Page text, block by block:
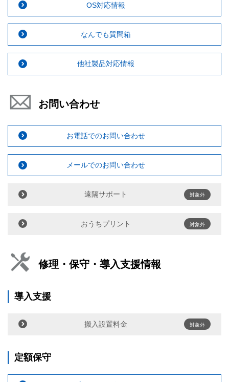
OS対応情報
なんでも質問箱
他社製品対応情報
お問い合わせ
お電話でのお問い合わせ
メールでのお問い合わせ
遠隔サポート 対象外
おうちプリント 対象外
修理・保守・導入支援情報
導入支援
搬入設置料金 対象外
定額保守